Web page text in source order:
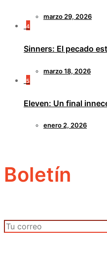
marzo 29, 2026
4
Sinners: El pecado
marzo 18, 2026
5
Eleven: Un final
enero 2, 2026
Boletín